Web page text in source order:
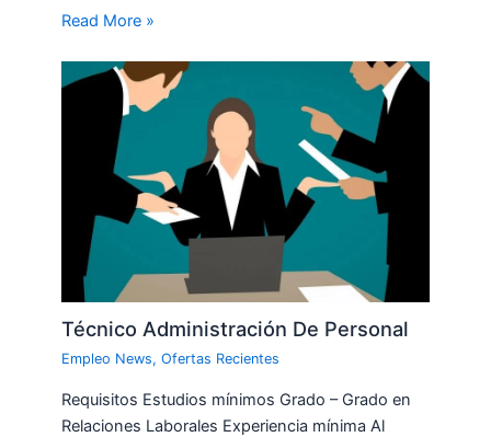
Read More »
Técnico Administración De Personal
Empleo News,Ofertas Recientes
Requisitos Estudios mínimos Grado – Grado en
Relaciones Laborales Experiencia mínima Al